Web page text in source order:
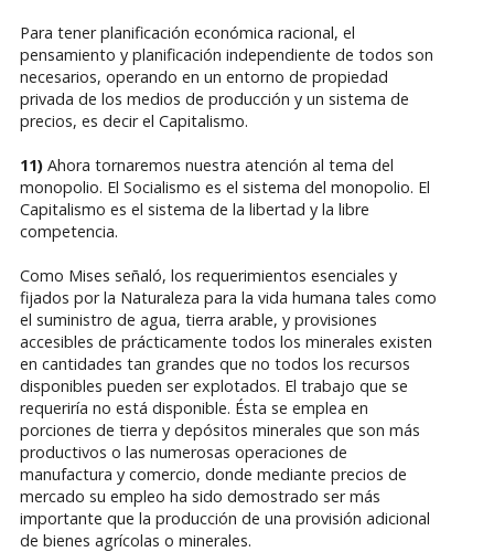
Para tener planificación económica racional, el
pensamiento y planificación independiente de todos son
necesarios, operando en un entorno de propiedad
privada de los medios de producción y un sistema de
precios, es decir el Capitalismo.
11)Ahora tornaremos nuestra atención al tema del
monopolio. El Socialismo es el sistema del monopolio. El
Capitalismo es el sistema de la libertad y la libre
competencia.
Como Mises señaló, los requerimientos esenciales y
fijados por la Naturaleza para la vida humana tales como
el suministro de agua, tierra arable, y provisiones
accesibles de prácticamente todos los minerales existen
en cantidades tan grandes que no todos los recursos
disponibles pueden ser explotados. El trabajo que se
requeriría no está disponible. Ésta se emplea en
porciones de tierra y depósitos minerales que son más
productivos o las numerosas operaciones de
manufactura y comercio, donde mediante precios de
mercado su empleo ha sido demostrado ser más
importante que la producción de una provisión adicional
de bienes agrícolas o minerales.